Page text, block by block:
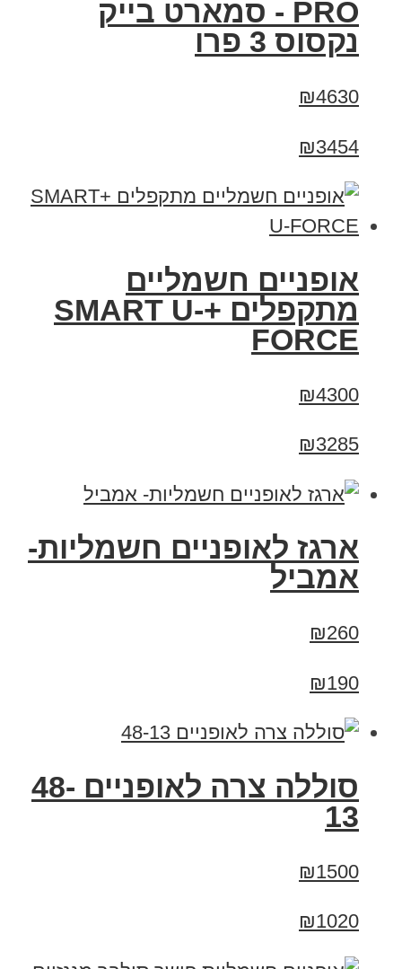
PRO - סמארט בייק
נקסוס 3 פרו
₪4630
₪3454
אופניים חשמליים
מתקפלים +SMART U-
FORCE
₪4300
₪3285
ארגז לאופניים חשמליות-
אמביל
₪260
₪190
סוללה צרה לאופניים 48-
13
₪1500
₪1020